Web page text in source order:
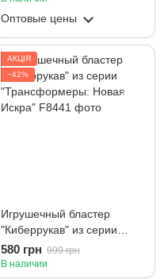
Оптовые цены
АКЦІЯ
−42%
Игрушечный бластер
"Киберрукав" из серии
"Трансформеры: Новая
Искра"
580 грн 999 грн
В наличии